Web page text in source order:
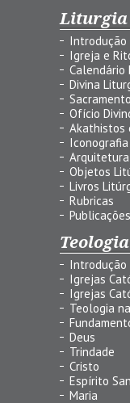
Liturgia
Introdução
Igreja e
Calendário
Divina
Ofício
Akathistos
Iconografia
Objetos
Livros
Rubricas
Publicações
Teologia
Introdução
Igrejas
Igrejas
Teologia
Deus
Trindade
Cristo
Espírito
Maria